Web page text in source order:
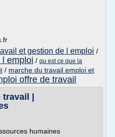
et gestion de l emploi /
emploi / qu est ce que la
/ marche du travail emploi et
offre de travail
|
humaines